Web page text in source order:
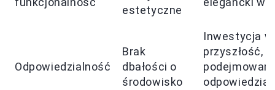
estetyczne
Odpowiedzialność
Brak
dbałości o
środowisko
Inwestycja w
przyszłość,